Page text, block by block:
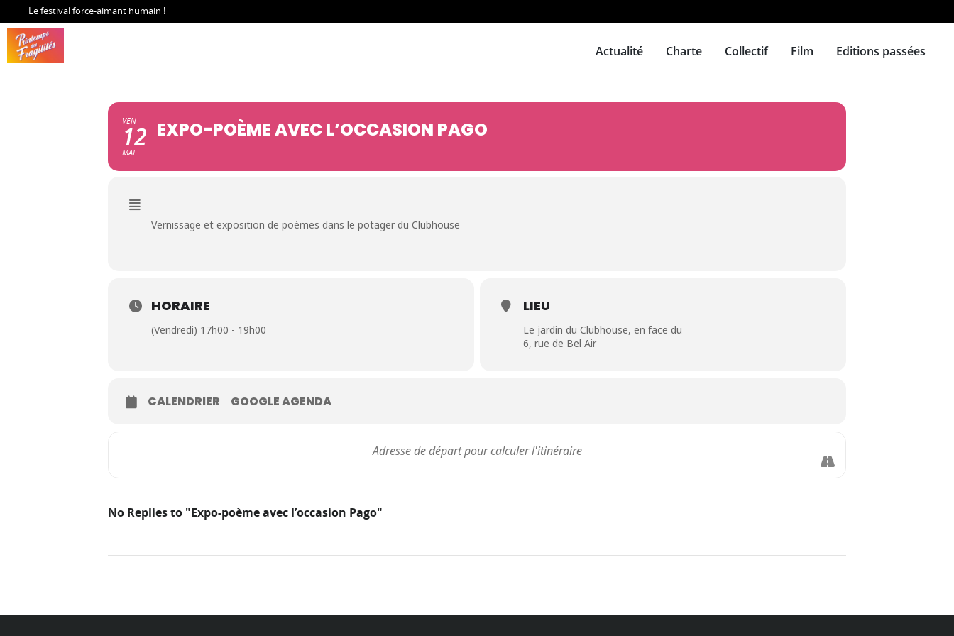
Le festival force-aimant humain !
Actualité Charte Collectif Film Editions passées
VEN
12
MAI
EXPO-POÈME AVEC L’OCCASION PAGO
Vernissage et exposition de poèmes dans le potager du Clubhouse
HORAIRE
(Vendredi) 17h00 - 19h00
LIEU
Le jardin du Clubhouse, en face du
6, rue de Bel Air
CALENDRIER GOOGLE AGENDA
No Replies to "Expo-poème avec l’occasion Pago"